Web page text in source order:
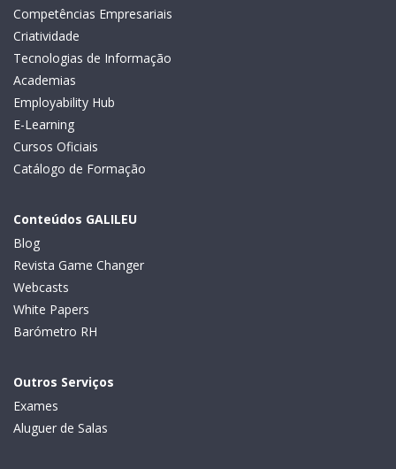
Competências Empresariais
Criatividade
Tecnologias de Informação
Academias
Employability Hub
E-Learning
Cursos Oficiais
Catálogo de Formação
Conteúdos GALILEU
Blog
Revista Game Changer
Webcasts
White Papers
Barómetro RH
Outros Serviços
Exames
Aluguer de Salas